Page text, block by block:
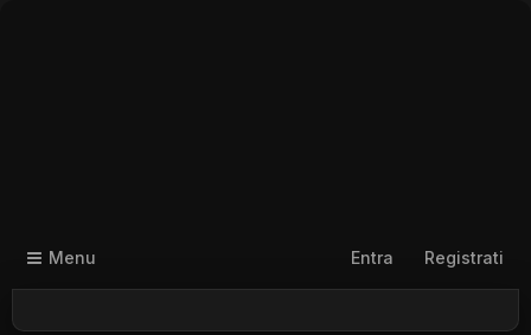
Menu Entra Registrati